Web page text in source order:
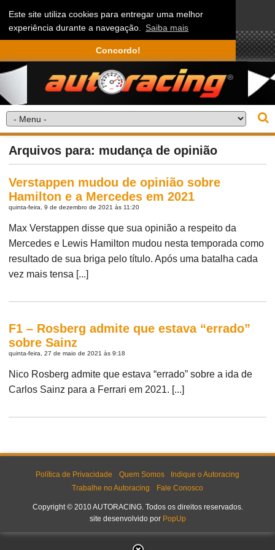
Este site utiliza cookies para entregar uma melhor
experiência durante a navegação. Saiba mais
Concordo!
Arquivos para: mudança de opinião
Verstappen mudou de opinião sobre
Hamilton e a Mercedes em 2021
quinta-feira, 9 de dezembro de 2021 às 11:20
Max Verstappen disse que sua opinião a respeito da
Mercedes e Lewis Hamilton mudou nesta temporada como
resultado de sua briga pelo título. Após uma batalha cada
vez mais tensa [...]
F1 – Rosberg admite que estava “errado”
sobre Sainz
quinta-feira, 27 de maio de 2021 às 9:18
Nico Rosberg admite que estava “errado” sobre a ida de
Carlos Sainz para a Ferrari em 2021. [...]
Política de Privacidade Quem Somos
Indique o Autoracing
Trabalhe no Autoracing
Fale Conosco
Copyright © 2010 AUTORACING. Todos os direitos reservados.
site desenvolvido por PopUp